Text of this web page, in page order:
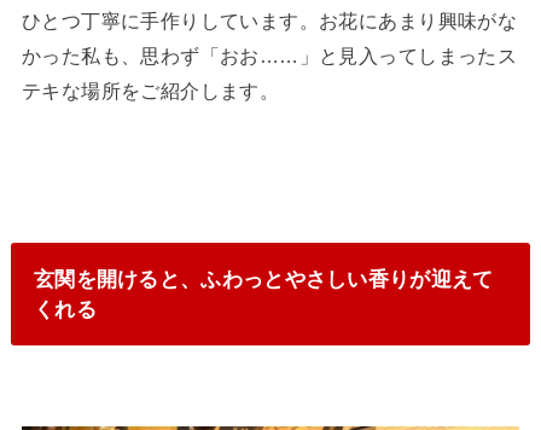
ひとつ丁寧に手作りしています。お花にあまり興味がな
かった私も、思わず「おお……」と見入ってしまったス
テキな場所をご紹介します。
玄関を開けると、ふわっとやさしい香りが迎えて
くれる